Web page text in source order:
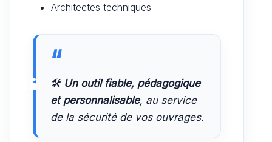
Architectes techniques
🛠️ Un outil fiable, pédagogique
et personnalisable, au service
de la sécurité de vos ouvrages.